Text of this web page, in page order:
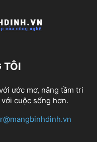
TÔI
ước mơ, nâng tầm tri
cuộc sống hơn.